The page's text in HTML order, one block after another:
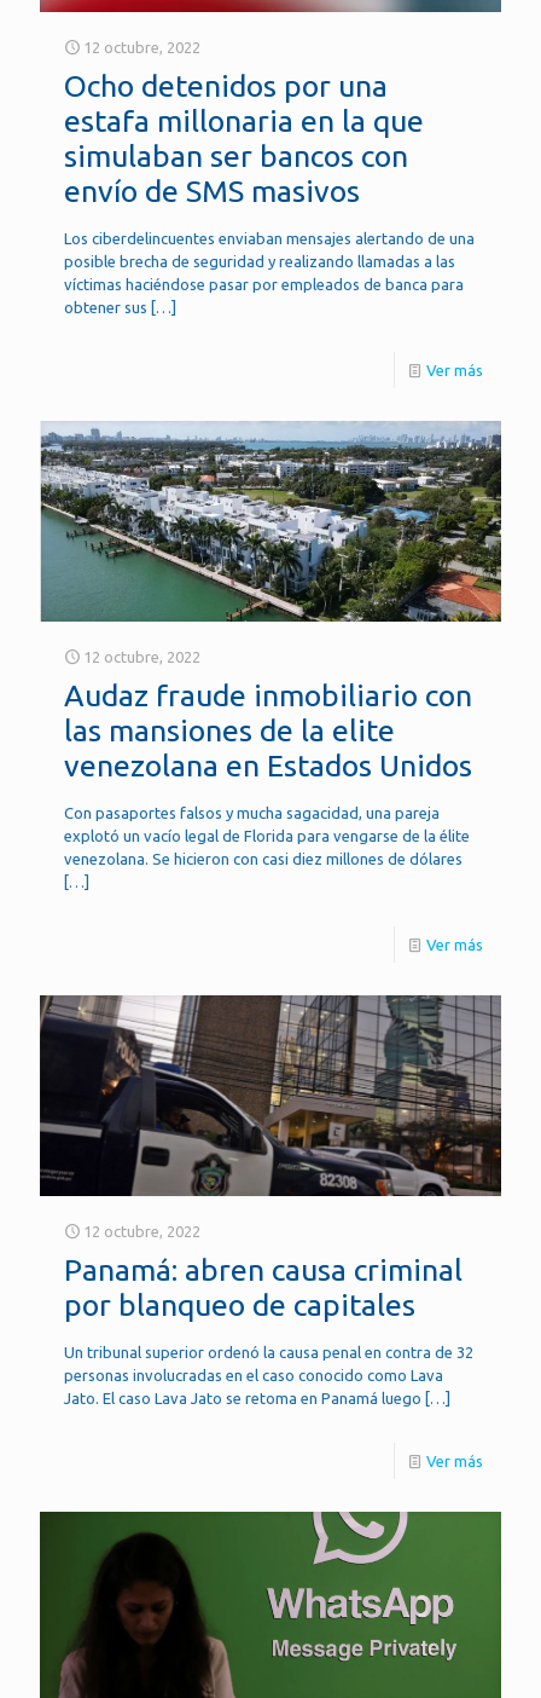
12 octubre, 2022
Ocho detenidos por una
estafa millonaria en la que
simulaban ser bancos con
envío de SMS masivos
Los ciberdelincuentes enviaban mensajes alertando de una
posible brecha de seguridad y realizando llamadas a las
víctimas haciéndose pasar por empleados de banca para
obtener sus […]
Ver más
12 octubre, 2022
Audaz fraude inmobiliario con
las mansiones de la elite
venezolana en Estados Unidos
Con pasaportes falsos y mucha sagacidad, una pareja
explotó un vacío legal de Florida para vengarse de la élite
venezolana. Se hicieron con casi diez millones de dólares
[…]
Ver más
12 octubre, 2022
Panamá: abren causa criminal
por blanqueo de capitales
Un tribunal superior ordenó la causa penal en contra de 32
personas involucradas en el caso conocido como Lava
Jato. El caso Lava Jato se retoma en Panamá luego […]
Ver más